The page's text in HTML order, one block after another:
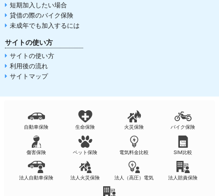
短期加入したい場合
貸借の際のバイク保険
未成年でも加入するには
サイトの使い方
サイトの使い方
利用後の流れ
サイトマップ
自動車保険 生命保険 火災保険 バイク保険
傷害保険 ペット保険 電気料金比較 SIM比較
法人自動車保険 法人火災保険 法人（高圧）電気 法人賠責保険